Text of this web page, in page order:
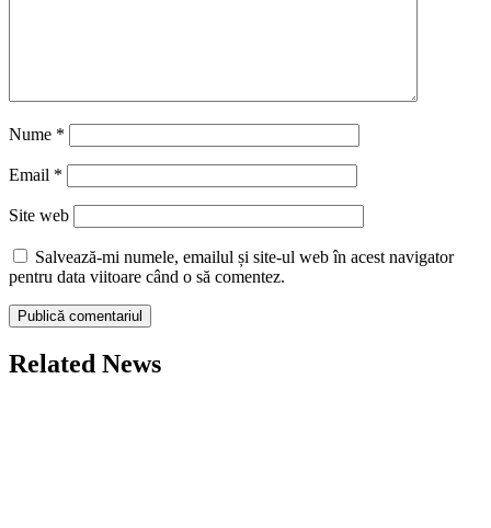
Nume *
Email *
Site web
Salvează-mi numele, emailul și site-ul web în acest navigator
pentru data viitoare când o să comentez.
Related News